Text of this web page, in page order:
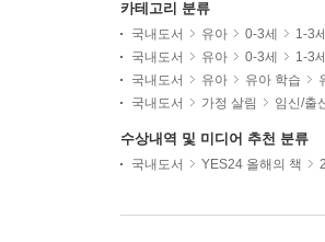
카테고리 분류
국내도서 유아 0-3세
1-3
국내도서
유아 0-3세
1-3
국내도서
유아 유아 학습
국내도서
가정 살림 임신/출
수상내역 및 미디어 추천 분류
국내도서 YES24 올해의 책